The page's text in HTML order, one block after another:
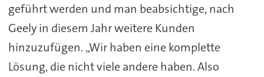
geführt werden und man beabsichtige, nach
Geely in diesem Jahr weitere Kunden
hinzuzufügen. „Wir haben eine komplette
Lösung, die nicht viele andere haben. Also